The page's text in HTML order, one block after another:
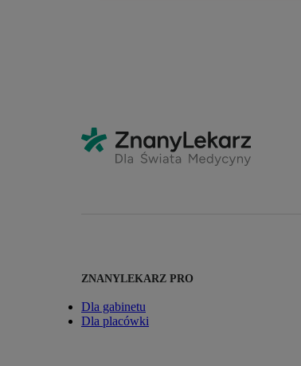
ZNANYLEKARZ PRO
Dla gabinetu
Dla placówki